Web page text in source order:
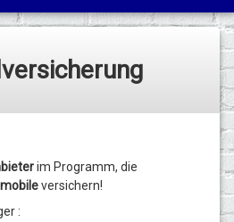
im Programm, die
versichern!
: